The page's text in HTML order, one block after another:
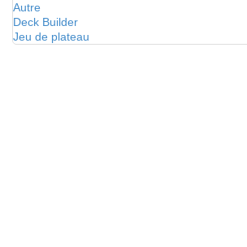
Autre
Deck Builder
Jeu de plateau